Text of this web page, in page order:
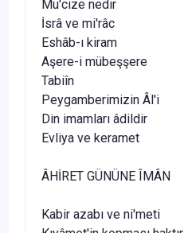
Mu'cize nedir
İsrâ ve mi'râc
Eshâb-ı kiram
Aşere-i mübeşşere
Tabiîn
Peygamberimizin Âl'i
Din imamları âdildir
Evliya ve keramet
ÂHİRET GÜNÜNE ÎMÂN
Kabir azabı ve ni'meti